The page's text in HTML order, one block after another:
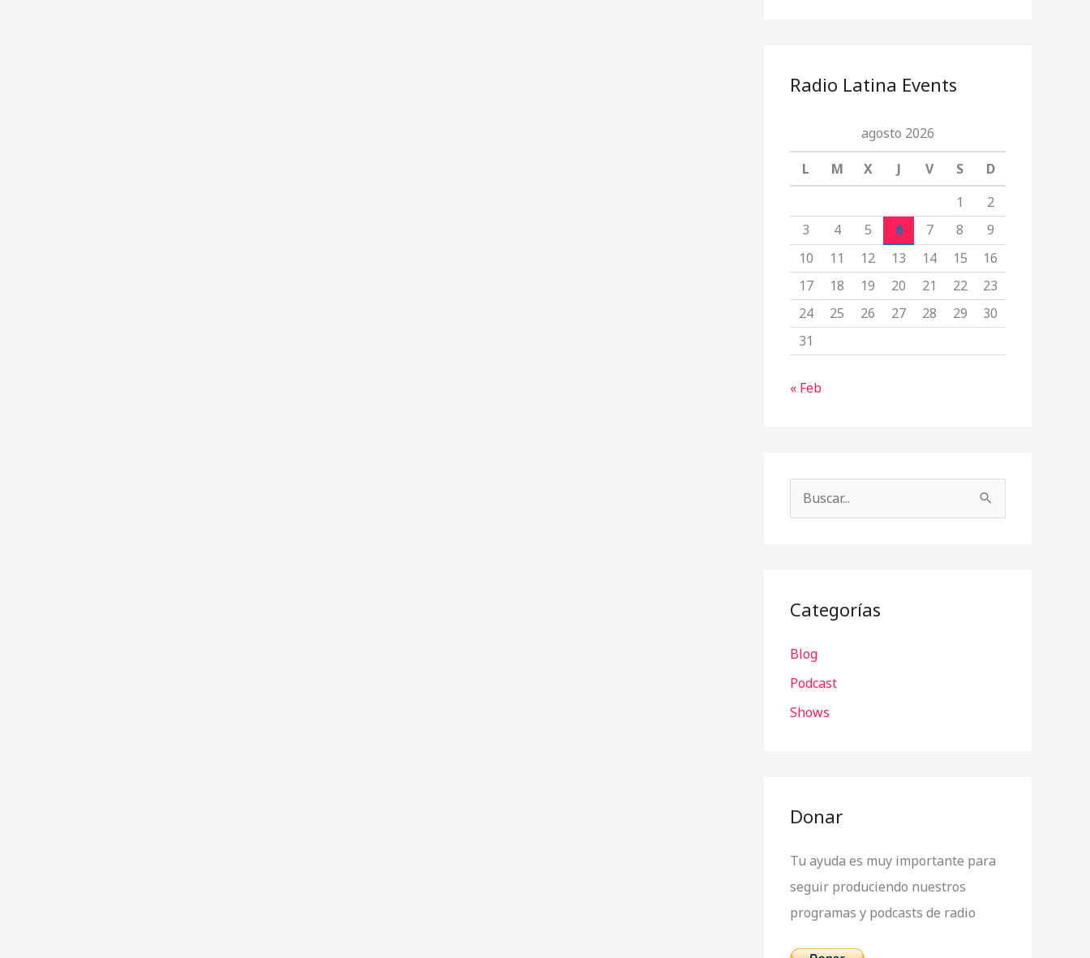
Radio Latina Events
agosto 2026
L
M X J V S
D
1
2
3
4 5 6 7 8
9
10
11 12 13 14 15
16
17
18 19 20 21 22
23
24
25 26 27 28 29
30
31
« Feb
a
p
o
r
Categorías
Blog
Podcast
Shows
Donar
Tu ayuda es muy importante para
seguir produciendo nuestros
programas y podcasts de radio